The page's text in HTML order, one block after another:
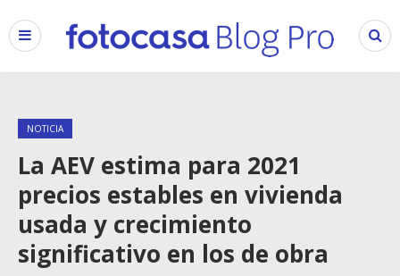
NOTICIA
La AEV estima para 2021
precios estables en vivienda
usada y crecimiento
significativo en los de obra